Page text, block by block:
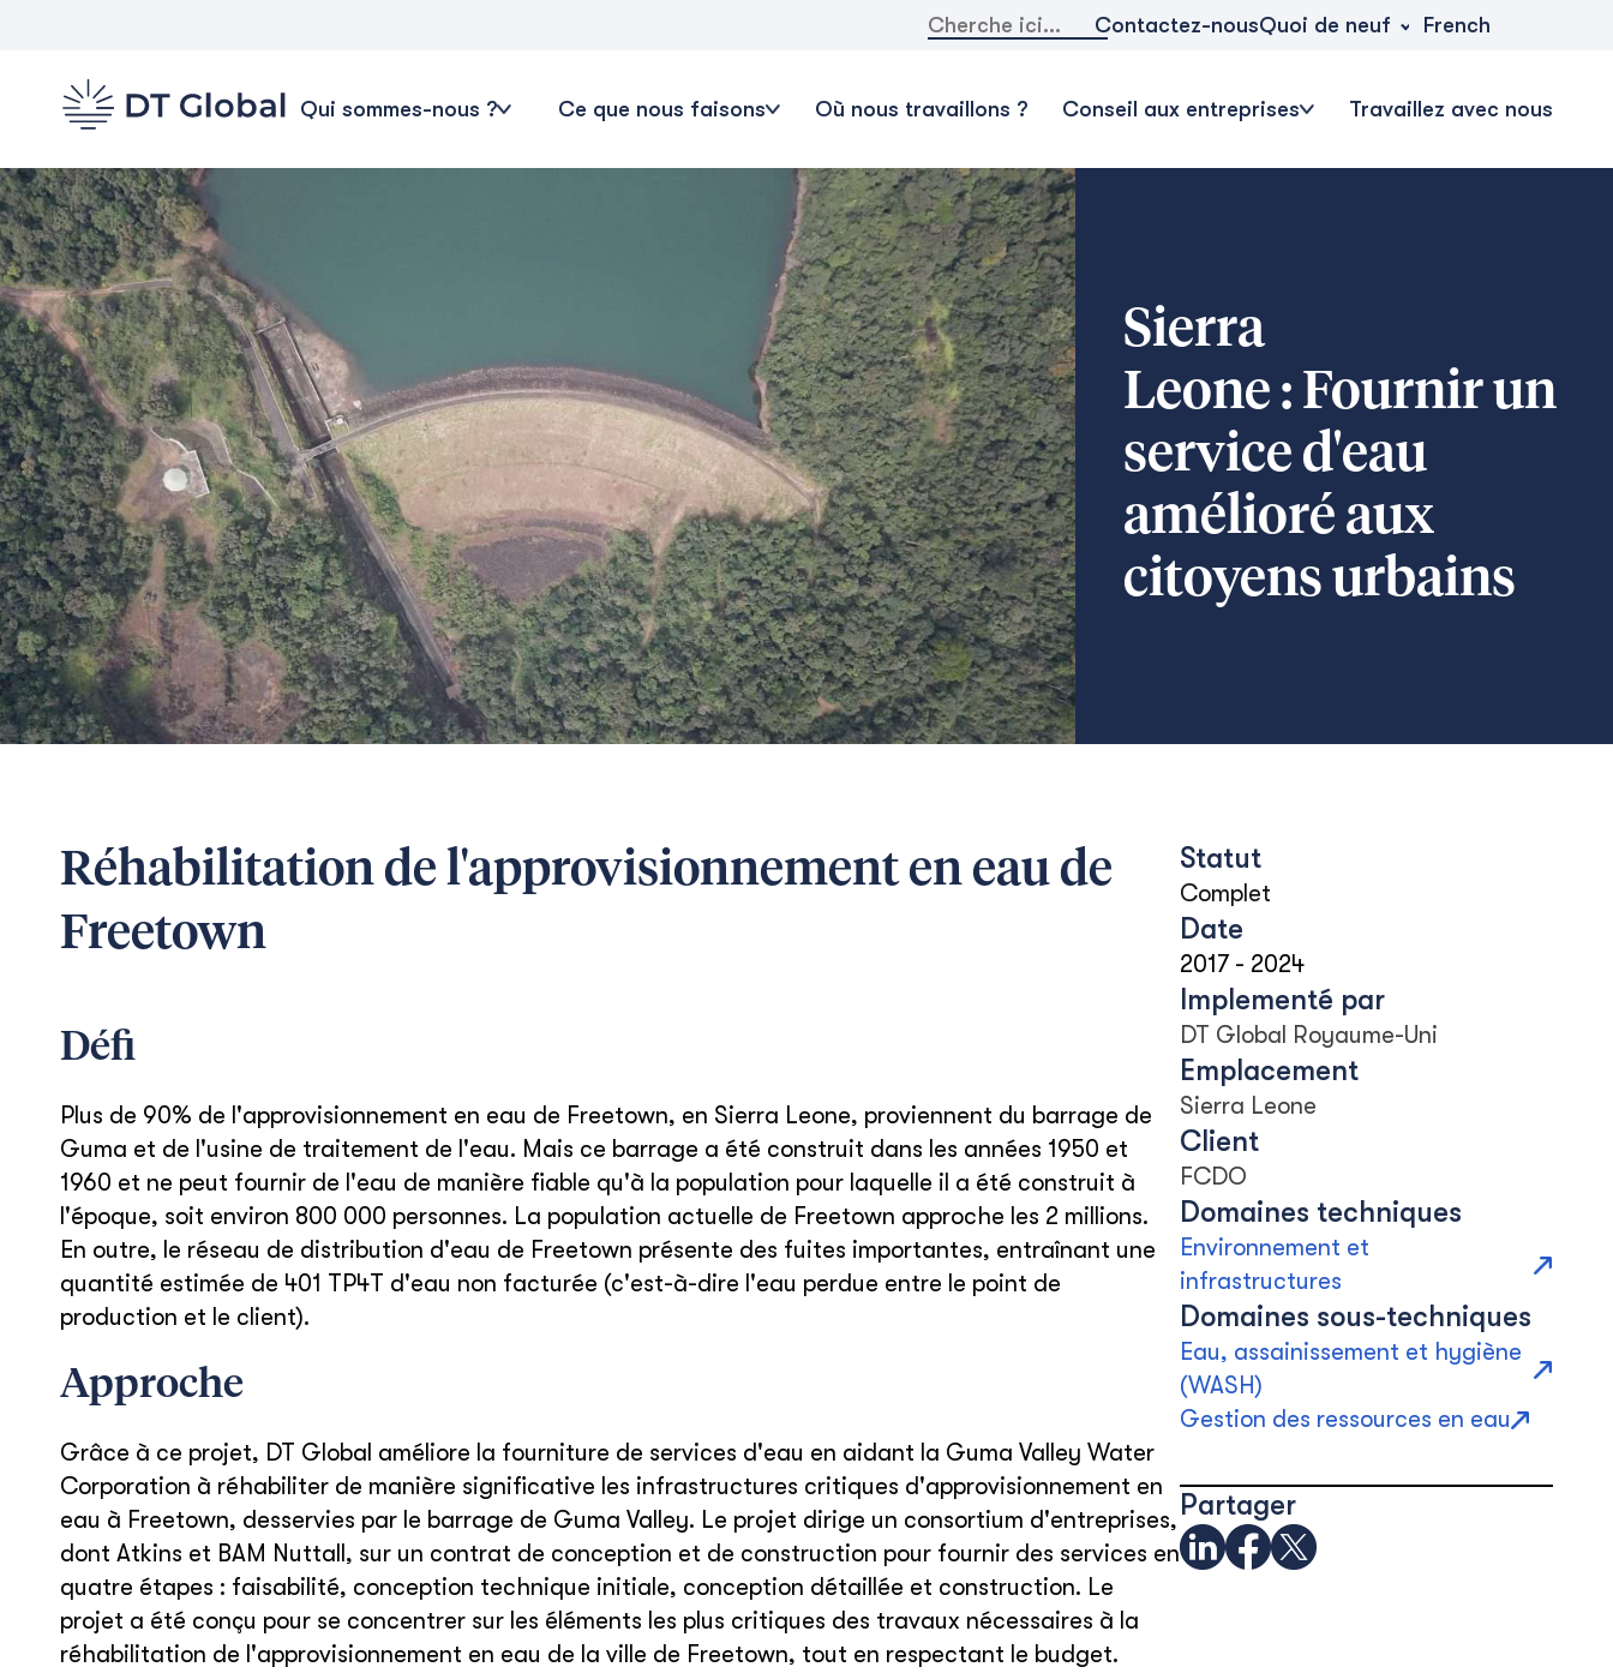
Rechercher: Contactez-nousQuoi de neuf French
Qui sommes-nous ? Ce que nous faisons Où nous travaillons ? Conseil aux entreprises Travaillez avec nous
Sierra
Leone : Fournir un
service d'eau
amélioré aux
citoyens urbains
Réhabilitation de l'approvisionnement en eau de
Freetown
Défi
Plus de 90% de l'approvisionnement en eau de Freetown, en Sierra Leone, proviennent du barrage de
Guma et de l'usine de traitement de l'eau. Mais ce barrage a été construit dans les années 1950 et
1960 et ne peut fournir de l'eau de manière fiable qu'à la population pour laquelle il a été construit à
l'époque, soit environ 800 000 personnes. La population actuelle de Freetown approche les 2 millions.
En outre, le réseau de distribution d'eau de Freetown présente des fuites importantes, entraînant une
quantité estimée de 401 TP4T d'eau non facturée (c'est-à-dire l'eau perdue entre le point de
production et le client).
Approche
Grâce à ce projet, DT Global améliore la fourniture de services d'eau en aidant la Guma Valley Water
Corporation à réhabiliter de manière significative les infrastructures critiques d'approvisionnement en
eau à Freetown, desservies par le barrage de Guma Valley. Le projet dirige un consortium d'entreprises,
dont Atkins et BAM Nuttall, sur un contrat de conception et de construction pour fournir des services en
quatre étapes : faisabilité, conception technique initiale, conception détaillée et construction. Le
projet a été conçu pour se concentrer sur les éléments les plus critiques des travaux nécessaires à la
réhabilitation de l'approvisionnement en eau de la ville de Freetown, tout en respectant le budget.
Statut
Complet
Date
2017- 2024
Implementé par
DT Global Royaume-Uni
Emplacement
Sierra Leone
Client
FCDO
Domaines techniques
Environnement et
infrastructures
Domaines sous-techniques
Eau, assainissement et hygiène
(WASH)
Gestion des ressources en eau
Partager